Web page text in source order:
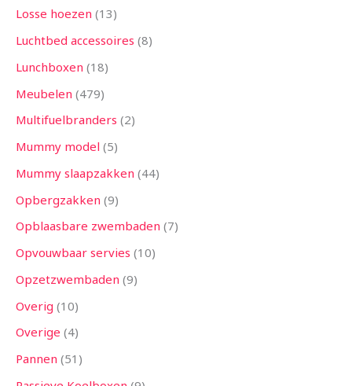
Losse hoezen 13
Luchtbed accessoires 8
Lunchboxen 18
Meubelen 479
Multifuelbranders 2
Mummy model 5
Mummy slaapzakken 44
Opbergzakken 9
Opblaasbare zwembaden 7
Opvouwbaar servies 10
Opzetzwembaden 9
Overig 10
Overige 4
Pannen 51